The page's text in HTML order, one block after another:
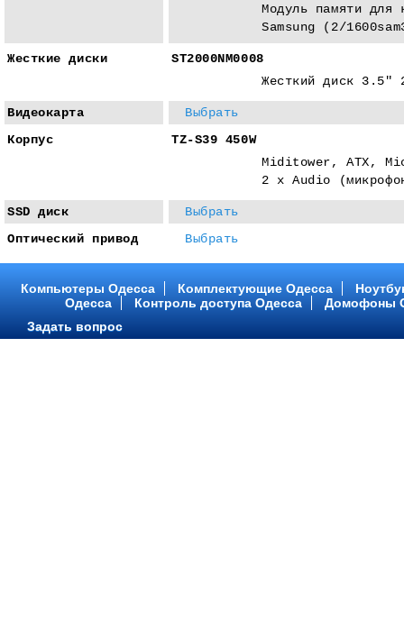
Модуль памяти для
Samsung (2/
Жесткие диски
ST2000NM0008
Жесткий диск 3.5"
Видеокарта
Выбрать
Корпус
TZ-S39 450W
Miditower, ATX,
2 x Audio
SSD диск
Выбрать
Оптический привод
Выбрать
Компьютеры Одесса Комплектующие Одесса
Одесса
Контроль доступа Одесса
Домофоны
Задать вопрос